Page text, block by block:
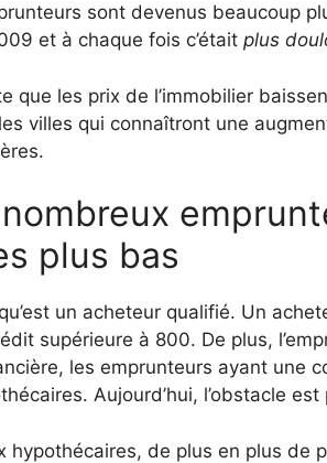
sont devenus beaucoup
et à chaque fois c’était plus
que les prix de l’immobilier
villes qui connaîtront une
plus bas
un acheteur qualifié. Un
supérieure à 800. De plus,
les emprunteurs ayant une
Aujourd’hui, l’obstacle est
hypothécaires, de plus en plus de